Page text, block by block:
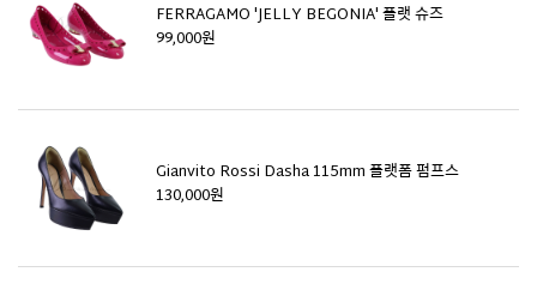
FERRAGAMO 'JELLY BEGONIA' 플랫 슈즈
99,000원
Gianvito Rossi Dasha 115mm 플랫폼 펌프스
130,000원